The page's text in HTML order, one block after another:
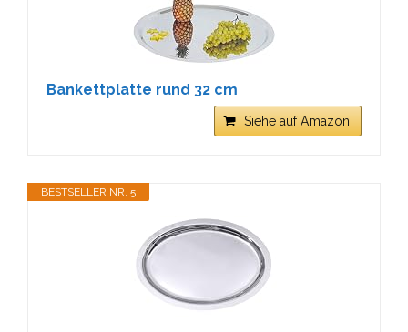
Bankettplatte rund 32 cm
Siehe auf Amazon
BESTSELLER NR. 5